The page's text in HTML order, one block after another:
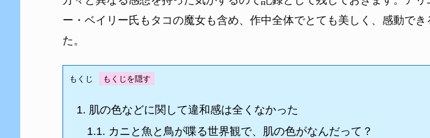
ー・ベイリー氏もタコの魔女も含め、作中全体でとても美しく、感動でき
た。
もくじ
1. 肌の色などに関して違和感は全くなかった
1.1. カニと魚と鳥が喋る世界観で、肌の色がなんだって？